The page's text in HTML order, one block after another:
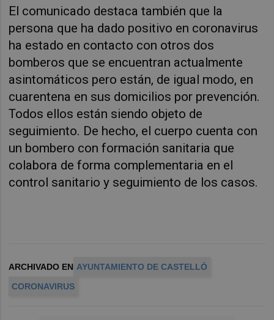
El comunicado destaca también que la
persona que ha dado positivo en coronavirus
ha estado en contacto con otros dos
bomberos que se encuentran actualmente
asintomáticos pero están, de igual modo, en
cuarentena en sus domicilios por prevención.
Todos ellos están siendo objeto de
seguimiento. De hecho, el cuerpo cuenta con
un bombero con formación sanitaria que
colabora de forma complementaria en el
control sanitario y seguimiento de los casos.
ARCHIVADO EN AYUNTAMIENTO DE CASTELLÓ
CORONAVIRUS